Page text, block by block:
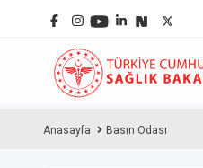
Anasayfa Basın Odası